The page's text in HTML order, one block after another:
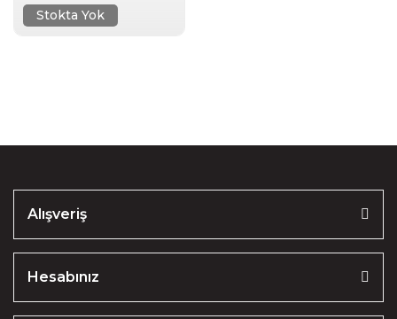
Stokta Yok
Alışveriş
Hesabınız